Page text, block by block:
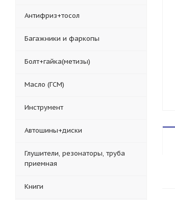
Антифриз+тосол
Багажники и фаркопы
Болт+гайка(метизы)
Масло (ГСМ)
Инструмент
Автошины+диски
Глушители, резонаторы, труба
приемная
Книги